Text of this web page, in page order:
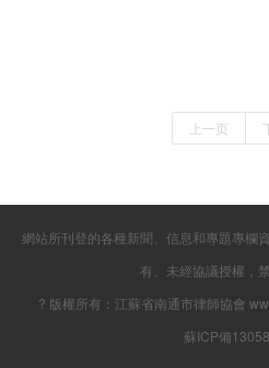
上一页
網站所刊登的各種新聞、信息和專題專欄
有、未經協議授權，
? 版權所有：江蘇省南通市律師協會
蘇ICP備